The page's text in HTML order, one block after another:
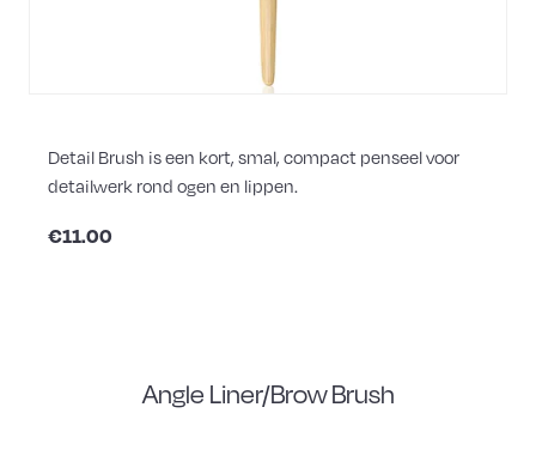
Detail Brush is een kort, smal, compact penseel voor
detailwerk rond ogen en lippen.
€11.00
Angle Liner/Brow Brush